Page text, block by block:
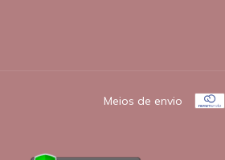
Meios de envio